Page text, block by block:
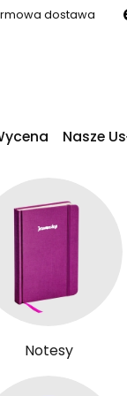
dostawa
Nasze
Notesy